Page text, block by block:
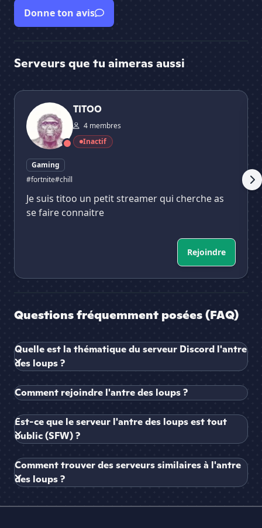
Donne ton avis
Serveurs que tu aimeras aussi
TITOO
TITOO
4 membres
Inactif
Gaming
#fortnite#chill
Je suis titoo un petit streamer qui cherche as
se faire connaitre
Rejoindre
Questions fréquemment posées (FAQ)
Quelle est la thématique du serveur Discord l'antre
des loups ?
Comment rejoindre l'antre des loups ?
Est-ce que le serveur l'antre des loups est tout
public (SFW) ?
Comment trouver des serveurs similaires à l'antre
des loups ?